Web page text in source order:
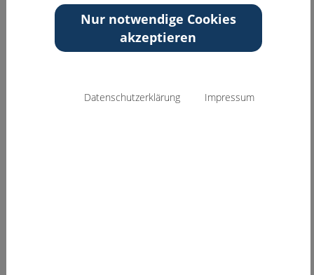
Nur notwendige Cookies
akzeptieren
Datenschutzerklärung Impressum